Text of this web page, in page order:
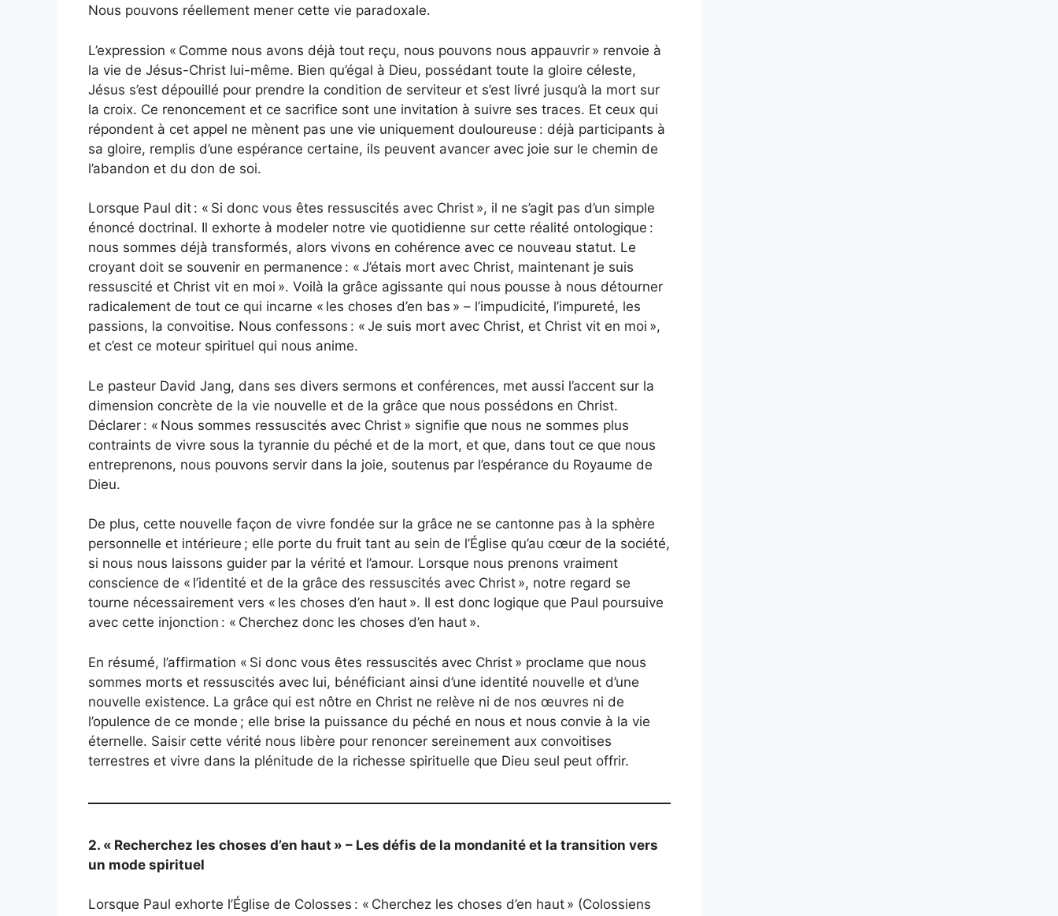
Nous pouvons réellement mener cette vie paradoxale.
L’expression « Comme nous avons déjà tout reçu, nous pouvons nous appauvrir » renvoie à
la vie de Jésus-Christ lui-même. Bien qu’égal à Dieu, possédant toute la gloire céleste,
Jésus s’est dépouillé pour prendre la condition de serviteur et s’est livré jusqu’à la mort sur
la croix. Ce renoncement et ce sacrifice sont une invitation à suivre ses traces. Et ceux qui
répondent à cet appel ne mènent pas une vie uniquement douloureuse : déjà participants à
sa gloire, remplis d’une espérance certaine, ils peuvent avancer avec joie sur le chemin de
l’abandon et du don de soi.
Lorsque Paul dit : « Si donc vous êtes ressuscités avec Christ », il ne s’agit pas d’un simple
énoncé doctrinal. Il exhorte à modeler notre vie quotidienne sur cette réalité ontologique :
nous sommes déjà transformés, alors vivons en cohérence avec ce nouveau statut. Le
croyant doit se souvenir en permanence : « J’étais mort avec Christ, maintenant je suis
ressuscité et Christ vit en moi ». Voilà la grâce agissante qui nous pousse à nous détourner
radicalement de tout ce qui incarne « les choses d’en bas » – l’impudicité, l’impureté, les
passions, la convoitise. Nous confessons : « Je suis mort avec Christ, et Christ vit en moi »,
et c’est ce moteur spirituel qui nous anime.
Le pasteur David Jang, dans ses divers sermons et conférences, met aussi l’accent sur la
dimension concrète de la vie nouvelle et de la grâce que nous possédons en Christ.
Déclarer : « Nous sommes ressuscités avec Christ » signifie que nous ne sommes plus
contraints de vivre sous la tyrannie du péché et de la mort, et que, dans tout ce que nous
entreprenons, nous pouvons servir dans la joie, soutenus par l’espérance du Royaume de
Dieu.
De plus, cette nouvelle façon de vivre fondée sur la grâce ne se cantonne pas à la sphère
personnelle et intérieure ; elle porte du fruit tant au sein de l’Église qu’au cœur de la société,
si nous nous laissons guider par la vérité et l’amour. Lorsque nous prenons vraiment
conscience de « l’identité et de la grâce des ressuscités avec Christ », notre regard se
tourne nécessairement vers « les choses d’en haut ». Il est donc logique que Paul poursuive
avec cette injonction : « Cherchez donc les choses d’en haut ».
En résumé, l’affirmation « Si donc vous êtes ressuscités avec Christ » proclame que nous
sommes morts et ressuscités avec lui, bénéficiant ainsi d’une identité nouvelle et d’une
nouvelle existence. La grâce qui est nôtre en Christ ne relève ni de nos œuvres ni de
l’opulence de ce monde ; elle brise la puissance du péché en nous et nous convie à la vie
éternelle. Saisir cette vérité nous libère pour renoncer sereinement aux convoitises
terrestres et vivre dans la plénitude de la richesse spirituelle que Dieu seul peut offrir.
2. « Recherchez les choses d’en haut » – Les défis de la mondanité et la transition vers
un mode spirituel
Lorsque Paul exhorte l’Église de Colosses : « Cherchez les choses d’en haut » (Colossiens